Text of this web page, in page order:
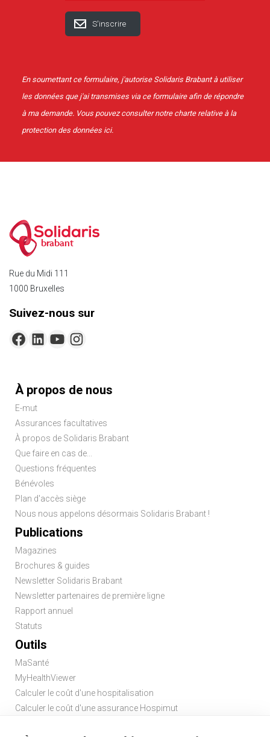
En soumettant ce formulaire, j'autorise Solidaris Brabant à utiliser
les données que j'ai transmises via ce formulaire afin de répondre
à ma demande. Vous pouvez consulter notre charte relative à la
protection des données ici.
brabant
Rue du Midi 111
1000 Bruxelles
Suivez-nous sur
Menu
Pied
de
page
À propos de nous
E-mut
Assurances facultatives
À propos de Solidaris Brabant
Que faire en cas de...
Questions fréquentes
Bénévoles
Plan d'accès siège
Nous nous appelons désormais Solidaris Brabant !
Publications
Magazines
Brochures & guides
Newsletter Solidaris Brabant
Newsletter partenaires de première ligne
Rapport annuel
Statuts
Outils
MaSanté
MyHealthViewer
Calculer le coût d'une hospitalisation
Calculer le coût d'une assurance Hospimut